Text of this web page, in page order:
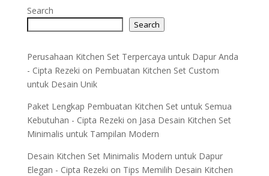
Search
Search
Perusahaan Kitchen Set Terpercaya untuk Dapur Anda
- Cipta Rezeki on Pembuatan Kitchen Set Custom
untuk Desain Unik
Paket Lengkap Pembuatan Kitchen Set untuk Semua
Kebutuhan - Cipta Rezeki on Jasa Desain Kitchen Set
Minimalis untuk Tampilan Modern
Desain Kitchen Set Minimalis Modern untuk Dapur
Elegan - Cipta Rezeki on Tips Memilih Desain Kitchen